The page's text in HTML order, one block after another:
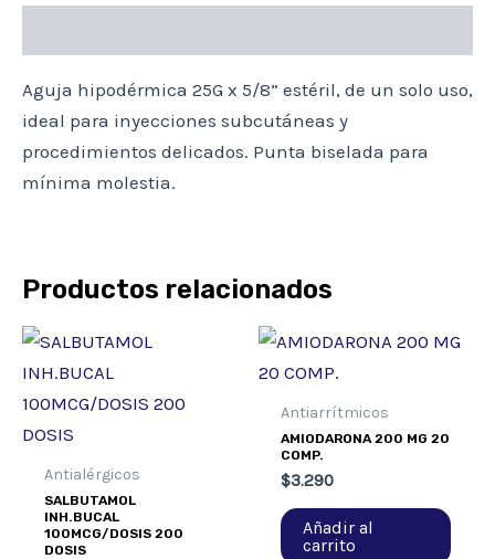
Aguja hipodérmica 25G x 5/8” estéril, de un solo uso,
ideal para inyecciones subcutáneas y
procedimientos delicados. Punta biselada para
mínima molestia.
Productos relacionados
Antialérgicos
SALBUTAMOL
INH.BUCAL
100MCG/DOSIS 200
DOSIS
Antiarrítmicos
AMIODARONA 200 MG 20
COMP.
$3.290
Añadir al
carrito